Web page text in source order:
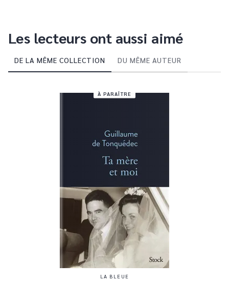
Les lecteurs ont aussi aimé
DE LA MÊME COLLECTION DU MÊME AUTEUR
À PARAÎTRE
LA BLEUE